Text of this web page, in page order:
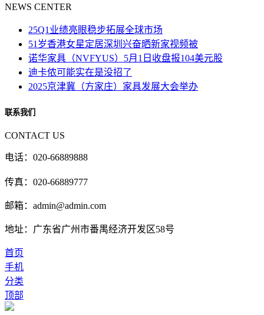
NEWS CENTER
25Q1业绩亮眼稳步拓展全球市场
51岁香港女星定居深圳兴奋晒新家视频被
诺华家具（NVFYUS）5月1日收盘报104美元股
迪卡侬可能实在是没招了
2025京津冀（方家庄）家具发展大会举办
联系我们
CONTACT US
电话：020-66889888
传真：020-66889777
邮箱：admin@admin.com
地址：广东省广州市番禺经济开发区58号
首页
手机
分类
顶部